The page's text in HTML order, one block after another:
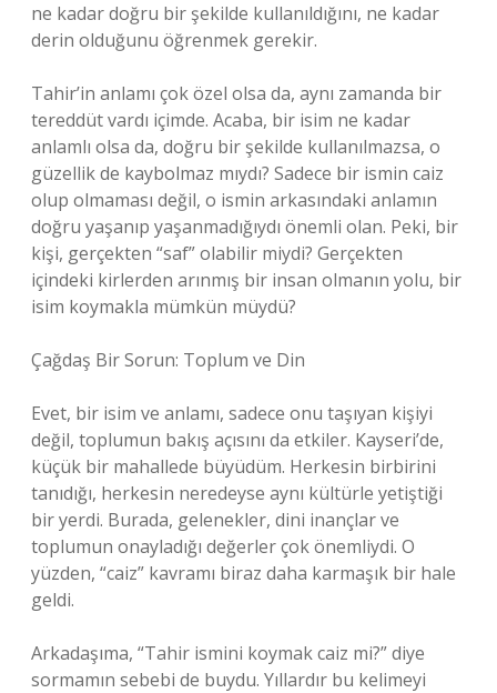
ne kadar doğru bir şekilde kullanıldığını, ne kadar
derin olduğunu öğrenmek gerekir.
Tahir’in anlamı çok özel olsa da, aynı zamanda bir
tereddüt vardı içimde. Acaba, bir isim ne kadar
anlamlı olsa da, doğru bir şekilde kullanılmazsa, o
güzellik de kaybolmaz mıydı? Sadece bir ismin caiz
olup olmaması değil, o ismin arkasındaki anlamın
doğru yaşanıp yaşanmadığıydı önemli olan. Peki, bir
kişi, gerçekten “saf” olabilir miydi? Gerçekten
içindeki kirlerden arınmış bir insan olmanın yolu, bir
isim koymakla mümkün müydü?
Çağdaş Bir Sorun: Toplum ve Din
Evet, bir isim ve anlamı, sadece onu taşıyan kişiyi
değil, toplumun bakış açısını da etkiler. Kayseri’de,
küçük bir mahallede büyüdüm. Herkesin birbirini
tanıdığı, herkesin neredeyse aynı kültürle yetiştiği
bir yerdi. Burada, gelenekler, dini inançlar ve
toplumun onayladığı değerler çok önemliydi. O
yüzden, “caiz” kavramı biraz daha karmaşık bir hale
geldi.
Arkadaşıma, “Tahir ismini koymak caiz mi?” diye
sormamın sebebi de buydu. Yıllardır bu kelimeyi